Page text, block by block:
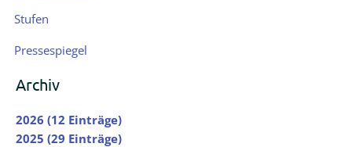
Stufen
Pressespiegel
Archiv
2026 (12 Einträge)
2025 (29 Einträge)